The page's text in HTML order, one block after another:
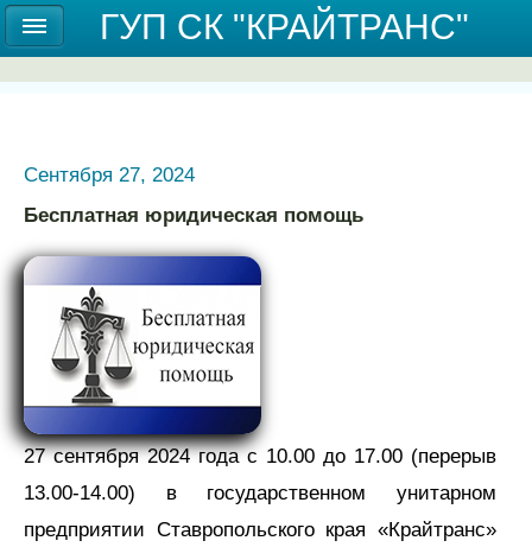
Государственное унитарное предприятие
Ставропольского края "КРАЙТРАНС"
Сентября 27, 2024
Бесплатная юридическая помощь
27 сентября 2024 года с 10.00 до 17.00 (перерыв
13.00-14.00) в государственном унитарном
предприятии Ставропольского края «Крайтранс»
ГУП СК "КРАЙТРАНС"